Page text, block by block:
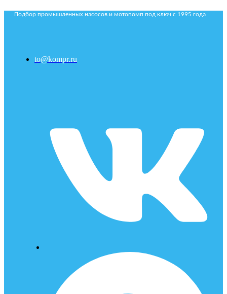
Подбор промышленных насосов и мотопомп под ключ с 1995 года
to@kompr.ru